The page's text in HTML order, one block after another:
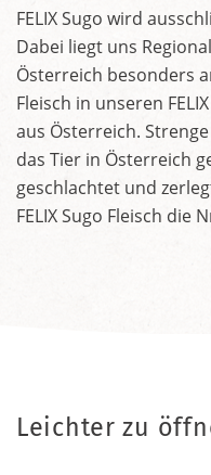
FELIX Sugo wird
Dabei liegt uns
Österreich besonders
Fleisch in unseren
aus Österreich.
das Tier in Österreich
geschlachtet und
FELIX Sugo Fleisch die
Leichter zu